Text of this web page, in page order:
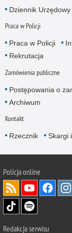
Dziennik Urzędowy
Praca w Policji
Praca w Policji
Rekrutacja
Zamówienia publiczne
Postępowania o
Archiwum
Kontakt
Rzecznik Skargi
Policjaonline
Redakcja serwisu